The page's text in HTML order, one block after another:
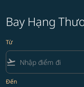
Bay Hạng
Từ
flight_takeoff
Đến